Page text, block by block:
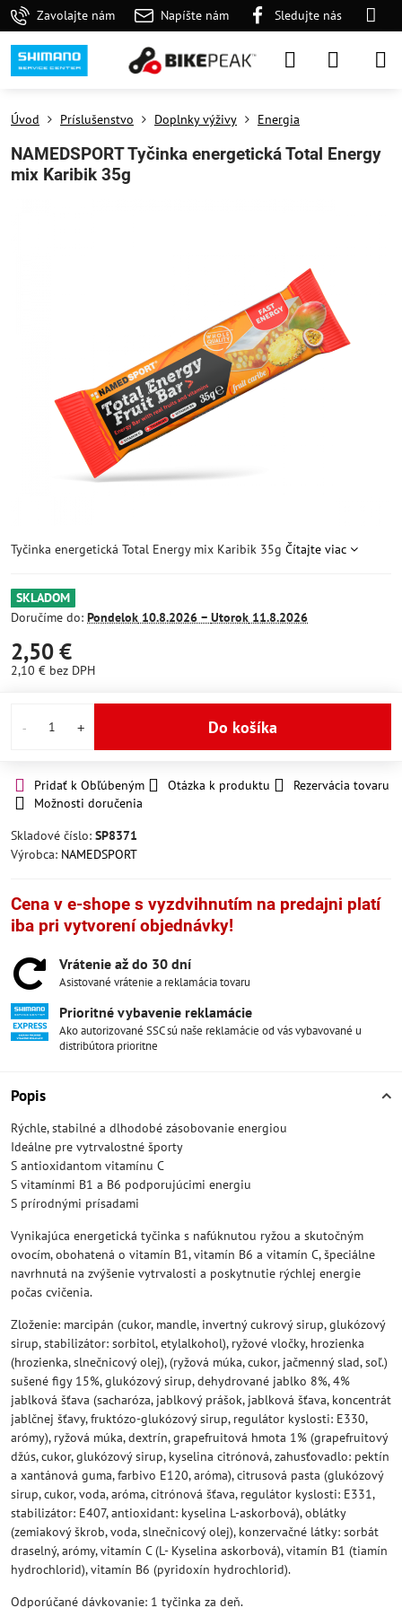
Zavolajte nám Napíšte nám Sledujte nás
Úvod Príslušenstvo Doplnky výživy Energia
NAMEDSPORT Tyčinka energetická Total Energy
mix Karibik 35g
Tyčinka energetická Total Energy mix Karibik 35g Čítajte viac
SKLADOM
Doručíme do: Pondelok 10.8.2026 − Utorok 11.8.2026
2,50 €
2,10 € bez DPH
Do košíka
Pridať k Obľúbeným Otázka k produktu
Rezervácia tovaru
Možnosti doručenia
Skladové číslo: SP8371
Výrobca: NAMEDSPORT
Cena v e-shope s vyzdvihnutím na predajni platí
iba pri vytvorení objednávky!
Vrátenie až do 30 dní
Asistované vrátenie a reklamácia tovaru
Prioritné vybavenie reklamácie
Ako autorizované SSC sú naše reklamácie od vás vybavované u
distribútora prioritne
Popis
Rýchle, stabilné a dlhodobé zásobovanie energiou
Ideálne pre vytrvalostné športy
S antioxidantom vitamínu C
S vitamínmi B1 a B6 podporujúcimi energiu
S prírodnými prísadami
Vynikajúca energetická tyčinka s nafúknutou ryžou a skutočným
ovocím, obohatená o vitamín B1, vitamín B6 a vitamín C, špeciálne
navrhnutá na zvýšenie vytrvalosti a poskytnutie rýchlej energie
počas cvičenia.
Zloženie: marcipán (cukor, mandle, invertný cukrový sirup, glukózový
sirup, stabilizátor: sorbitol, etylalkohol), ryžové vločky, hrozienka
(hrozienka, slnečnicový olej), (ryžová múka, cukor, jačmenný slad, soľ.)
sušené figy 15%, glukózový sirup, dehydrované jablko 8%, 4%
jablková šťava (sacharóza, jablkový prášok, jablková šťava, koncentrát
jablčnej šťavy, fruktózo-glukózový sirup, regulátor kyslosti: E330,
arómy), ryžová múka, dextrín, grapefruitová hmota 1% (grapefruitový
džús, cukor, glukózový sirup, kyselina citrónová, zahusťovadlo: pektín
a xantánová guma, farbivo E120, aróma), citrusová pasta (glukózový
sirup, cukor, voda, aróma, citrónová šťava, regulátor kyslosti: E331,
stabilizátor: E407, antioxidant: kyselina L-askorbová), oblátky
(zemiakový škrob, voda, slnečnicový olej), konzervačné látky: sorbát
draselný, arómy, vitamín C (L- Kyselina askorbová), vitamín B1 (tiamín
hydrochlorid), vitamín B6 (pyridoxín hydrochlorid).
Odporúčané dávkovanie: 1 tyčinka za deň.